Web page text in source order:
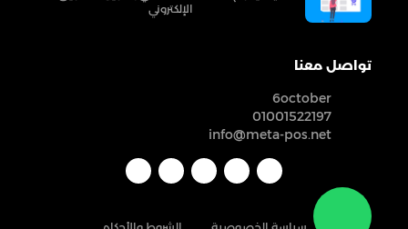
الإلكتروني
تواصل معنا
6october
01001522197
info@meta-pos.net